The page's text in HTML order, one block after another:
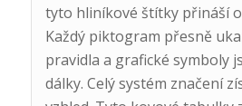
tyto hliníkové štítky přináší
Každý piktogram přesně
pravidla a grafické symboly
dálky. Celý systém značení